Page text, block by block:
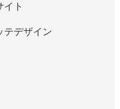
イト
テデザイン